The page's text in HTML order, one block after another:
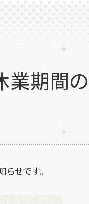
業期間
せです。